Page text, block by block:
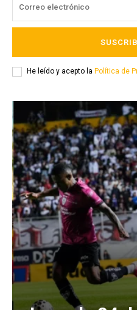
He leído y acepto la Política de